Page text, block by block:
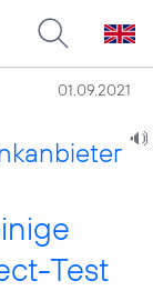
01.09.2021
Test